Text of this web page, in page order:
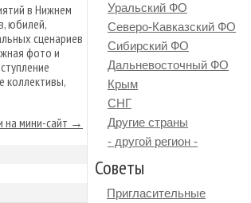
в Нижнем
юбилей,
сценариев
фото и
коллективы,
на мини-сайт →
Уральский ФО
Северо-Кавказский ФО
Сибирский ФО
Дальневосточный ФО
Крым
СНГ
Другие страны
- другой регион -
Советы
Пригласительные